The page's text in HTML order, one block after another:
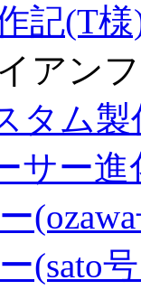
記(T様
アンフ
タム製
サー進
(sato